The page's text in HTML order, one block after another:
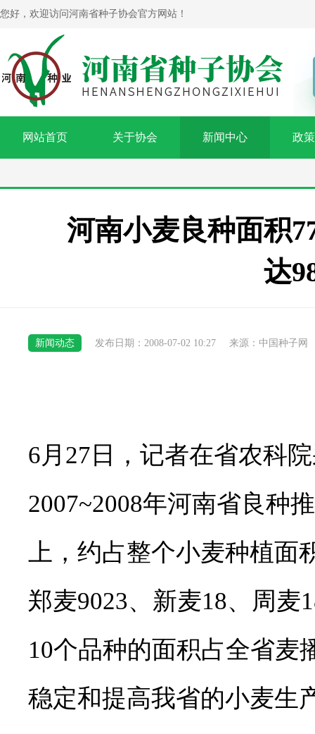
您好，欢迎访问河南省种子协会官方网站！
网站首页 关于协会 新闻中心 政
河南小麦良种面积
达
新闻动态 发布日期：2008-07-02 10:27 来源：中国种子网
6月27日，记者在省农科
2007~2008年河南省良种
上，约占整个小麦种植面
郑麦9023、新麦18、周麦
10个品种的面积占全省麦
稳定和提高我省的小麦生